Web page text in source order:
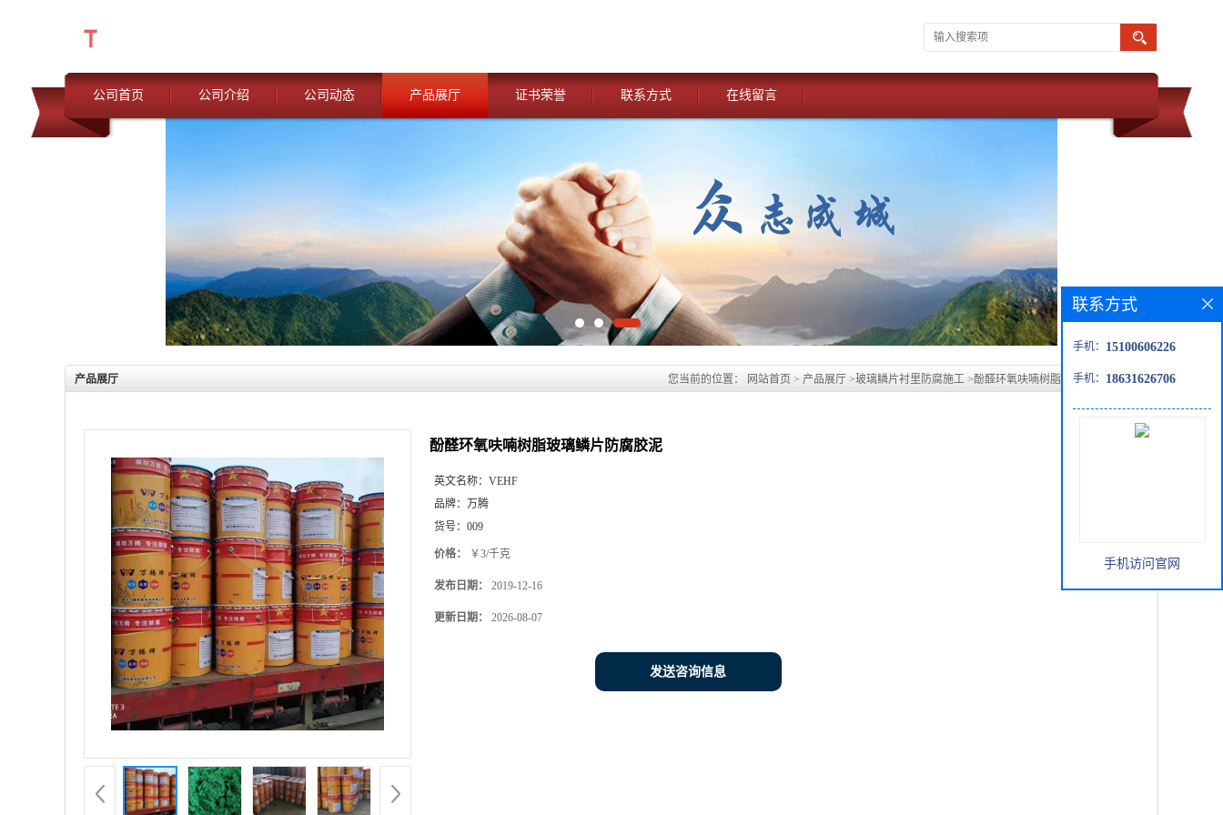
公司首页 公司介绍 公司动态 产品展厅 证书荣誉 联系方式 在线留言
产品展厅 您当前的位置： 网站首页 > 产品展厅 >玻璃鳞片衬里防腐施工 >酚醛环氧呋喃树脂玻璃鳞片防腐胶泥
酚醛环氧呋喃树脂玻璃鳞片防腐胶泥
英文名称： VEHF
品牌： 万腾
货号： 009
价格： ￥3/千克
发布日期： 2019-12-16
更新日期： 2026-08-07
发送咨询信息
联系方式
手机： 15100606226
手机： 18631626706
手机访问官网